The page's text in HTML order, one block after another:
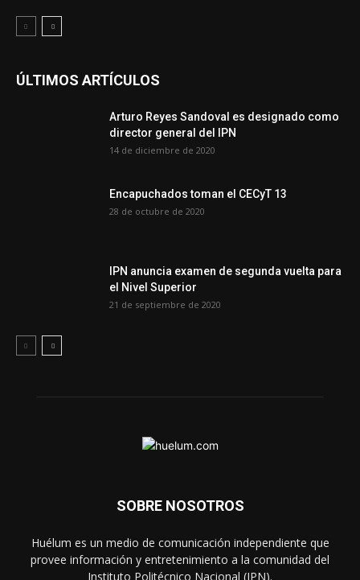
ÚLTIMOS ARTÍCULOS
Arturo Reyes Sandoval es designado como
director general del IPN
14 de diciembre de 2020
Encapuchados toman el CECyT 13
28 de octubre de 2020
IPN anuncia examen de segunda vuelta para
el Nivel Superior
21 de septiembre de 2020
SOBRE NOSOTROS
Huélum es un medio de comunicación independiente que
provee información y entretenimiento a la comunidad del
Instituto Politécnico Nacional (IPN).